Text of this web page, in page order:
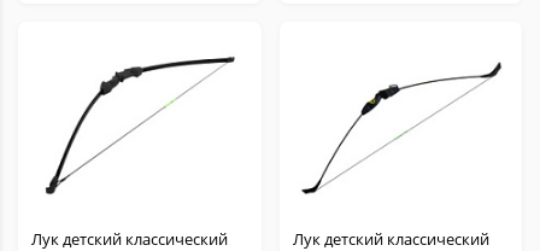
Лук детский классический
Лук детский классический